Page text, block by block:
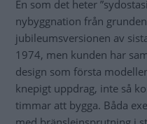
En som det heter
nybyggnation från
jubileumsversionen av
1974, men kunden har
design som första
knepigt uppdrag, inte så
timmar att bygga. Båda